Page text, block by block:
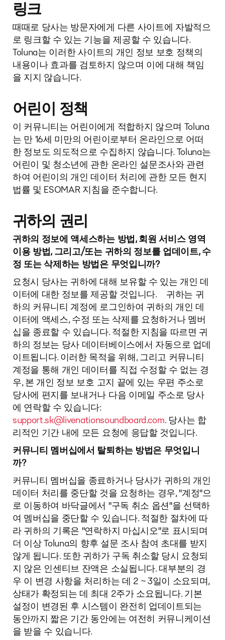
링크
때때로 당사는 방문자에게 다른 사이트에 자발적으
로 링크할 수 있는 기능을 제공할 수 있습니다.
Toluna는 이러한 사이트의 개인 정보 보호 정책의
내용이나 효과를 검토하지 않으며 이에 대해 책임
을 지지 않습니다.
어린이 정책
이 커뮤니티는 어린이에게 적합하지 않으며 Toluna
는 만 16세 미만의 어린이로부터 온라인으로 어떠
한 정보도 의도적으로 수집하지 않습니다. Toluna는
어린이 및 청소년에 관한 온라인 설문조사와 관련
하여 어린이의 개인 데이터 처리에 관한 모든 현지
법률 및 ESOMAR 지침을 준수합니다.
귀하의 권리
귀하의 정보에 액세스하는 방법, 회원 서비스 영역
이용 방법, 그리고/또는 귀하의 정보를 업데이트, 수
정 또는 삭제하는 방법은 무엇입니까?
요청시 당사는 귀하에 대해 보유할 수 있는 개인 데
이터에 대한 정보를 제공할 것입니다. 귀하는 귀
하의 커뮤니티 계정에 로그인하여 귀하의 개인 데
이터에 액세스, 수정 또는 삭제를 요청하거나 멤버
십을 종료할 수 있습니다. 적절한 지침을 따르면 귀
하의 정보는 당사 데이터베이스에서 자동으로 업데
이트됩니다. 이러한 목적을 위해, 그리고 커뮤니티
계정을 통해 개인 데이터를 직접 수정할 수 없는 경
우, 본 개인 정보 보호 고지 끝에 있는 우편 주소로
당사에 편지를 보내거나 다음 이메일 주소로 당사
에 연락할 수 있습니다:
support.sk@livenationsoundboard.com. 당사는 합
리적인 기간 내에 모든 요청에 응답할 것입니다.
커뮤니티 멤버십에서 탈퇴하는 방법은 무엇입니
까?
커뮤니티 멤버십을 종료하거나 당사가 귀하의 개인
데이터 처리를 중단할 것을 요청하는 경우, "계정"으
로 이동하여 바닥글에서 "구독 취소 옵션"을 선택하
여 멤버십을 중단할 수 있습니다. 적절한 절차에 따
라 귀하의 기록은 "연락하지 마십시오"로 표시되며
더 이상 Toluna의 향후 설문 조사 참여 초대를 받지
않게 됩니다. 또한 귀하가 구독 취소할 당시 요청되
지 않은 인센티브 잔액은 소실됩니다. 대부분의 경
우 이 변경 사항을 처리하는 데 2 ~ 3일이 소요되며,
상태가 확정되는 데 최대 2주가 소요됩니다. 기본
설정이 변경된 후 시스템이 완전히 업데이트되는
동안까지 짧은 기간 동안에는 여전히 커뮤니케이션
을 받을 수 있습니다.